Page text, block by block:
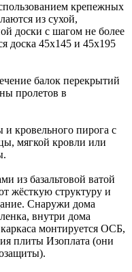
крепежных
из сухой,
доски с шагом не более
доска 45х145 и 45х195
балок перекрытий
пролетов в
кровельного пирога с
мягкой кровли или
из базальтовой ватой
жёсткую структуру и
Снаружи дома
внутри дома
монтируется ОСБ,
плиты Изоплата (они